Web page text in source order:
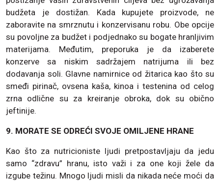
budžeta je dostižan. Kada kupujete proizvode, ne
zaboravite na smrznutu i ​​konzervisanu robu. Obe opcije
su povoljne za budžet i podjednako su bogate hranljivim
materijama. Međutim, preporuka je da izaberete
konzerve sa niskim sadržajem natrijuma ili bez
dodavanja soli. Glavne namirnice od žitarica kao što su
smeđi pirinač, ovsena kaša, kinoa i testenina od celog
zrna odlične su za kreiranje obroka, dok su obično
jeftinije.
9. MORATE SE ODREĆI SVOJE OMILJENE HRANE
Kao što za nutricioniste ljudi pretpostavljaju da jedu
samo “zdravu” hranu, isto važi i za one koji žele da
izgube težinu. Mnogo ljudi misli da nikada neće moći da